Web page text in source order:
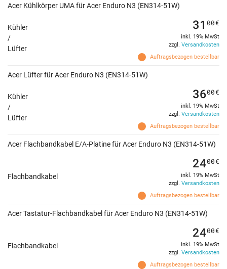
Acer Kühlkörper UMA für Acer Enduro N3 (EN314-51W)
Kühler
/
Lüfter
Auftragsbezogen bestellbar
31 00€
inkl. 19% MwSt
zzgl. Versandkosten
Acer Lüfter für Acer Enduro N3 (EN314-51W)
Kühler
/
Lüfter
Auftragsbezogen bestellbar
3600€
inkl. 19% MwSt
zzgl. Versandkosten
Acer Flachbandkabel E/A-Platine für Acer Enduro N3 (EN314-51W)
Flachbandkabel
Auftragsbezogen bestellbar
2400€
inkl. 19% MwSt
zzgl. Versandkosten
Acer Tastatur-Flachbandkabel für Acer Enduro N3 (EN314-51W)
Flachbandkabel
Auftragsbezogen bestellbar
2400€
inkl. 19% MwSt
zzgl. Versandkosten